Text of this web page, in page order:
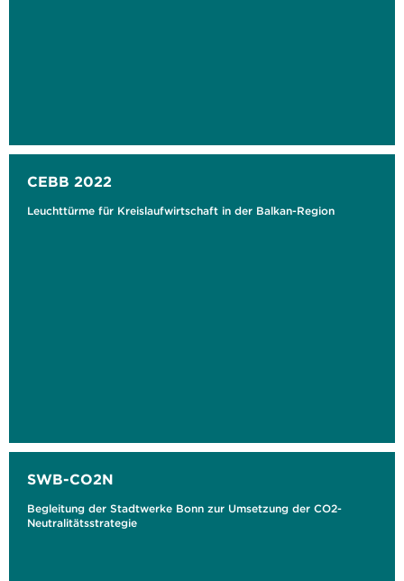
CEBB 2022
Leuchttürme für Kreislaufwirtschaft in der Balkan-Region
SWB-CO2N
Begleitung der Stadtwerke Bonn zur Umsetzung der CO2-
Neutralitätsstrategie